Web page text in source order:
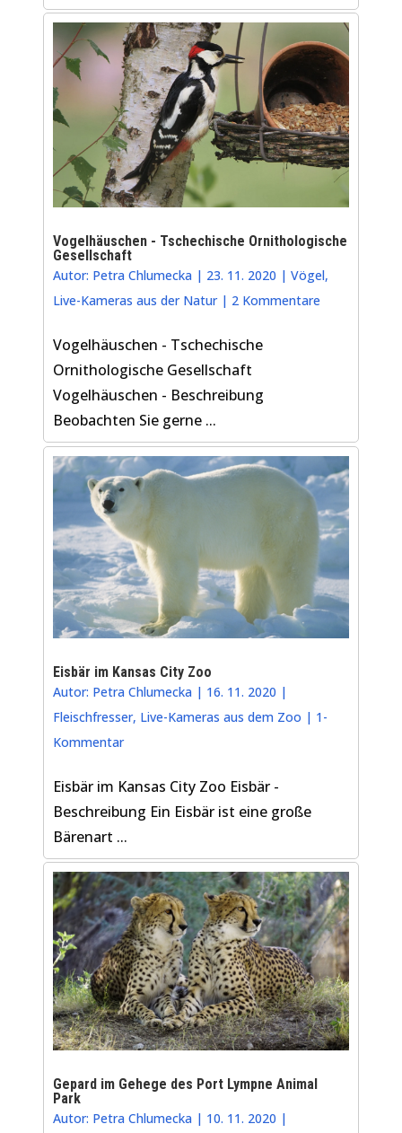
Vogelhäuschen - Tschechische Ornithologische
Gesellschaft
Autor: Petra Chlumecka | 23. 11. 2020 |Vögel,
Live-Kameras aus der Natur| 2 Kommentare
Vogelhäuschen - Tschechische
Ornithologische Gesellschaft
Vogelhäuschen - Beschreibung
Beobachten Sie gerne ...
Eisbär im Kansas City Zoo
Autor: Petra Chlumecka | 16. 11. 2020 |
Fleischfresser, Live-Kameras aus dem Zoo | 1-
Kommentar
Eisbär im Kansas City Zoo Eisbär -
Beschreibung Ein Eisbär ist eine große
Bärenart ...
Gepard im Gehege des Port Lympne Animal
Park
Autor: Petra Chlumecka | 10. 11. 2020 |